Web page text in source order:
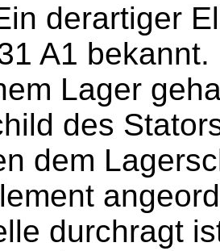
derartiger
A1 bekannt.
Lager
des
dem
durchragt